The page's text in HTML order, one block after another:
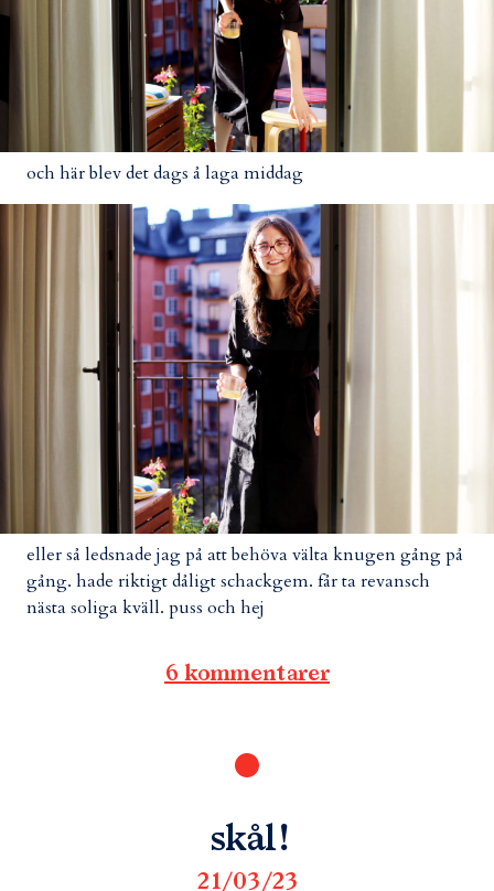
och här blev det dags å laga middag
eller så ledsnade jag på att behöva välta knugen gång på
gång. hade riktigt dåligt schackgem. får ta revansch
nästa soliga kväll. puss och hej
6 kommentarer
skål!
21/03/23